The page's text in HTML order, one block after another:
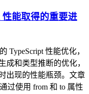
能取得的重要进
TypeScript 性能优化，
成和类型推断的优化，
出现的性能瓶颈。文章
过使用 from 和 to 属性